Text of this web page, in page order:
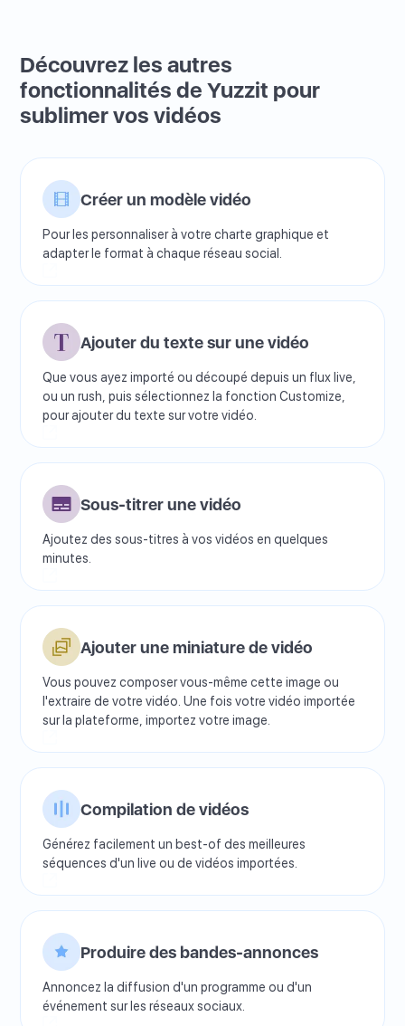
Découvrez les autres
fonctionnalités de Yuzzit pour
sublimer vos vidéos
Créer un modèle vidéo
Pour les personnaliser à votre charte graphique et
adapter le format à chaque réseau social.
Ajouter du texte sur une vidéo
Que vous ayez importé ou découpé depuis un flux live,
ou un rush, puis sélectionnez la fonction Customize,
pour ajouter du texte sur votre vidéo.
Sous-titrer une vidéo
Ajoutez des sous-titres à vos vidéos en quelques
minutes.
Ajouter une miniature de vidéo
Vous pouvez composer vous-même cette image ou
l'extraire de votre vidéo. Une fois votre vidéo importée
sur la plateforme, importez votre image.
Compilation de vidéos
Générez facilement un best-of des meilleures
séquences d'un live ou de vidéos importées.
Produire des bandes-annonces
Annoncez la diffusion d'un programme ou d'un
événement sur les réseaux sociaux.